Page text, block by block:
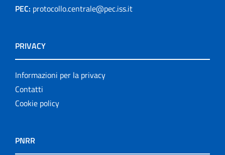
PEC: protocollo.centrale@pec.iss.it
PRIVACY
Informazioni per la privacy
Contatti
Cookie policy
PNRR